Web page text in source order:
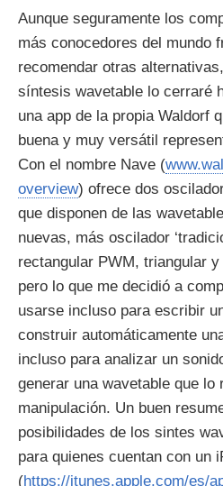
Aunque seguramente los
más conocedores del mundo
recomendar otras
síntesis wavetable lo cerraré
una app de la propia Waldorf
buena y muy versátil
Con el nombre Nave (
overview) ofrece dos
que disponen de las
nuevas, más oscilador
rectangular PWM, triangular
pero lo que me decidió a
usarse incluso para escribir
construir automáticamente
incluso para analizar un
generar una wavetable que lo
manipulación. Un buen
posibilidades de los sintes
para quienes cuentan con un
(https://itunes.apple.com/es/